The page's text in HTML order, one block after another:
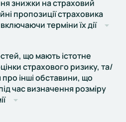
знижки на страховий
пропозиції страховика
терміни їх дії
що мають істотне
страхового ризику, та/
інші обставини, що
час визначення розміру